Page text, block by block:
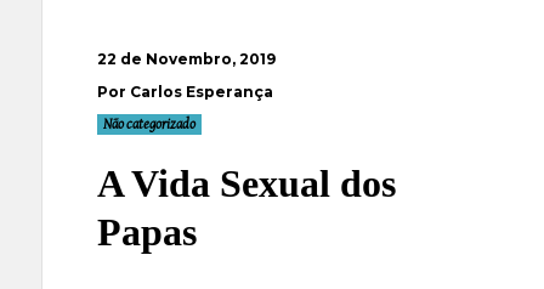
22 de Novembro, 2019
Por Carlos Esperança
Não categorizado
A Vida Sexual dos
Papas